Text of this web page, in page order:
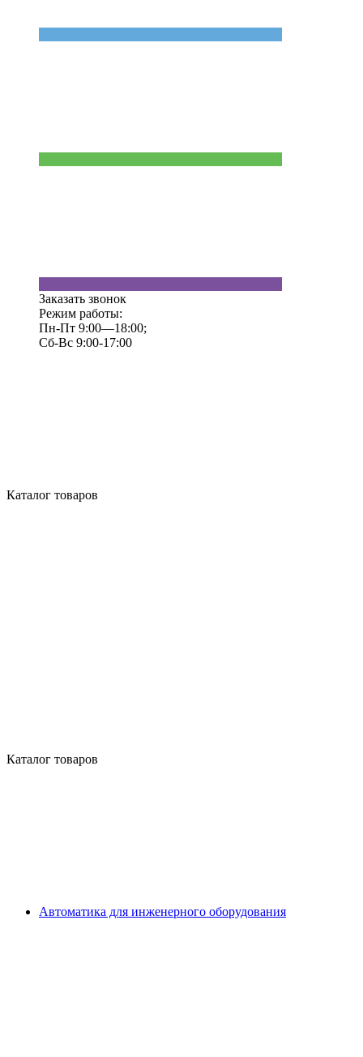
Заказать звонок
Режим работы:
Пн-Пт 9:00—18:00;
Сб-Вс 9:00-17:00
Каталог товаров
Каталог товаров
Автоматика для инженерного оборудования